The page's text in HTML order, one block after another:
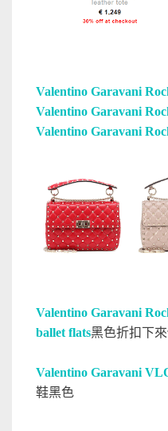
Valentino Garavani
Valentino Garavani
Valentino Garavani
Valentino Garavani
ballet flats黑色折扣下
Valentino Garavani
鞋黑色